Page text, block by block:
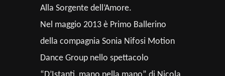
Alla Sorgente dell’Amore.
Nel maggio 2013 è Primo Ballerino
della compagnia Sonia Nifosi Motion
Dance Group nello spettacolo